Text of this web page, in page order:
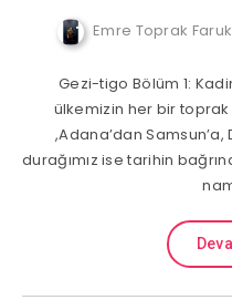
Emre Toprak Faruk
Gezi-tigo Bölüm 1:
ülkemizin her bir toprak
,Adana’dan Samsun’a,
durağımız ise tarihin